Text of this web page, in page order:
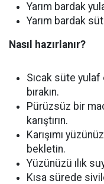
Yarım bardak
Yarım bardak süt
Nasıl hazırlanır?
Sıcak süte
bırakın.
Pürüzsüz bir
karıştırın.
Karışımı
bekletin.
Yüzünüzü ılık
Kısa sürede